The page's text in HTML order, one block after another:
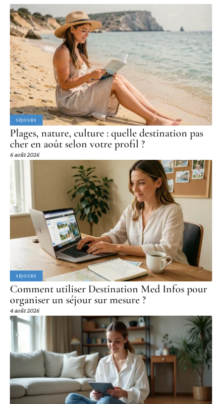
SÉJOURS
Plages, nature, culture : quelle destination pas
cher en août selon votre profil ?
6 août 2026
SÉJOURS
Comment utiliser Destination Med Infos pour
organiser un séjour sur mesure ?
4 août 2026